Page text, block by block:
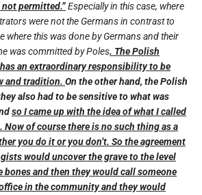
permitted.”Especially in this case, where
were not the Germans in contrast to
where this was done by Germans and their
was committed by Poles. The Polish
an extraordinary responsibility to be
and tradition. On the other hand, the Polish
also had to be sensitive to what was
so I came up with the idea of what I called
Now of course there is no such thing as a
you do it or you don’t. So the agreement
would uncover the grave to the level
bones and then they would call someone
in the community and they would